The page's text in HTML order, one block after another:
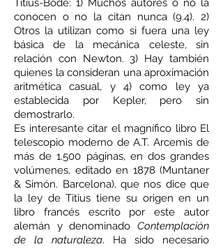
Titius-Bode: 1) Muchos autores o no la
conocen o no la citan nunca (9.4). 2)
Otros la utilizan como si fuera una ley
básica de la mecánica celeste, sin
relación con Newton. 3) Hay también
quienes la consideran una aproximación
aritmética casual, y 4) como ley ya
establecida por Kepler, pero sin
demostrarlo.
Es interesante citar el magnífico libro El
telescopio moderno de A.T. Arcemis de
más de 1.500 páginas, en dos grandes
volúmenes, editado en 1878 (Muntaner
& Simón. Barcelona), que nos dice que
la ley de Titius tiene su origen en un
libro francés escrito por este autor
alemán y denominado Contemplación
de la naturaleza. Ha sido necesario